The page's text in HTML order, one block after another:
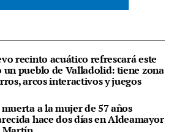
recinto acuático refrescará este
un pueblo de Valladolid: tiene zona
arcos interactivos y juegos
a la mujer de 57 años
hace dos días en Aldeamayor